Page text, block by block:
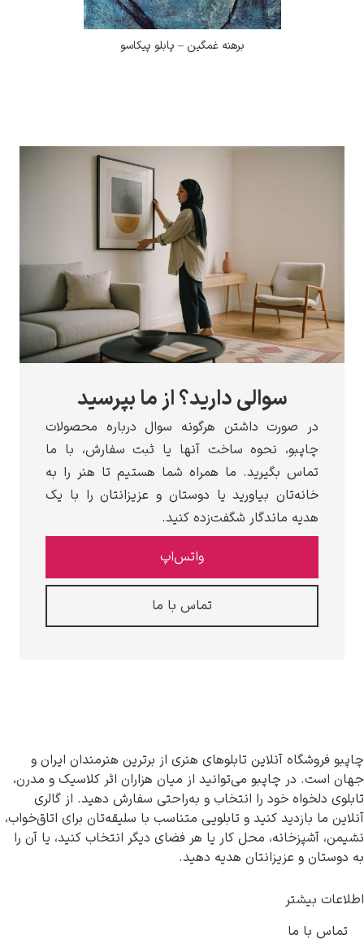
برهنه غمگین – پابلو پیکاسو
سوالی دارید؟ از ما بپرسید
در صورت داشتن هرگونه سوال درباره محصولات
چاپبو، نحوه ساخت آنها یا ثبت سفارش، با ما
تماس بگیرید. ما همراه شما هستیم تا هنر را به
خانه‌تان بیاورید یا دوستان و عزیزانتان را با یک
هدیه ماندگار شگفت‌زده کنید.
واتس‌اپ
تماس با ما
فروشگاه آنلاین تابلوهای هنری از برترین هنرمندان ایران و
است. در چاپبو می‌توانید از میان هزاران اثر کلاسیک و مدرن،
دلخواه خود را انتخاب و به‌راحتی سفارش دهید. از گالری
ما بازدید کنید و تابلویی متناسب با سلیقه‌تان برای اتاق‌خواب،
آشپزخانه، محل کار یا هر فضای دیگر انتخاب کنید، یا آن را
و عزیزانتان هدیه دهید.
بیشتر
با ما